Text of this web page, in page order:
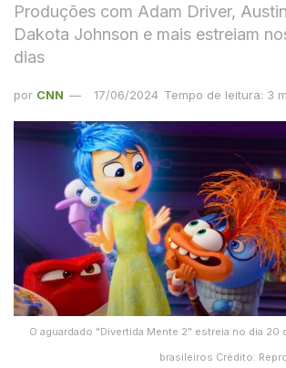
Produções com Adam Driver,
Dakota Johnson e mais estreiam
dias
por CNN 17/06/2024 Tempo de leitura: 3
O aguardado "Divertida Mente 2" estreia no dia 20
brasileiros Crédito: